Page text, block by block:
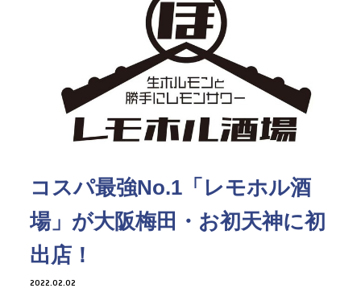
コスパ最強No.1「レモホル酒
場」が大阪梅田・お初天神に初
出店！
2022.02.02